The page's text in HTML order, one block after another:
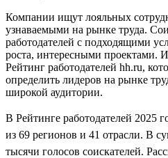
Компании ищут лояльных
узнаваемыми на рынке труда.
работодателей с подходящими
роста, интересными проектами.
Рейтинг работодателей hh.ru,
определить лидеров на рынке
широкой аудитории.
В Рейтинге работодателей 2025
из 69 регионов и 41 отрасли. В
тысячи голосов соискателей.